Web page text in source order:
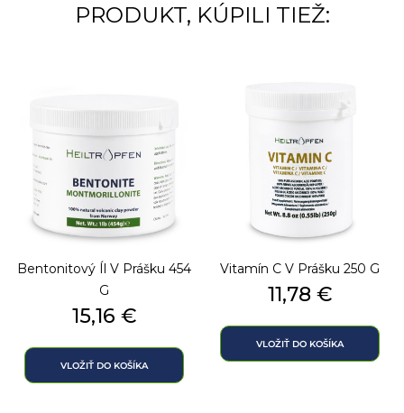
PRODUKT, KÚPILI TIEŽ:
Bentonitový Íl V Prášku 454
G
Cena
15,16 €
VLOŽIŤ DO KOŠÍKA
Vitamín C V Prášku 250 G
Cena
11,78 €
VLOŽIŤ DO KOŠÍKA